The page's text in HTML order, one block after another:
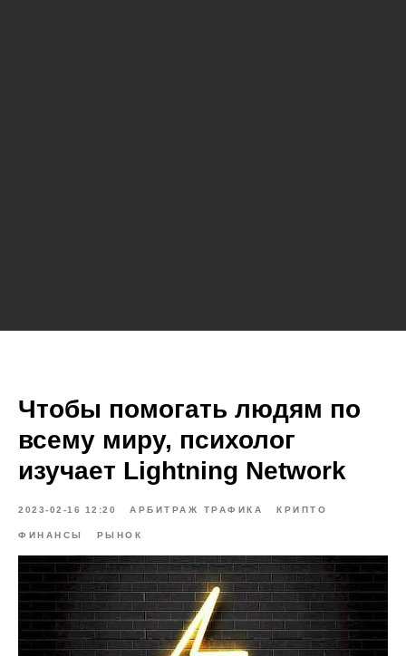
Чтобы помогать людям по
всему миру, психолог
изучает Lightning Network
2023-02-16 12:20 АРБИТРАЖ ТРАФИКА КРИПТО
ФИНАНСЫ РЫНОК